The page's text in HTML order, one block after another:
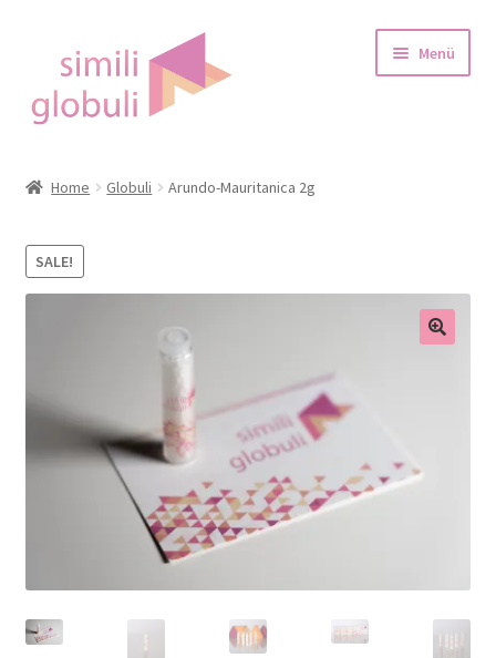
Navigation
springen
Inhalt
springen
Menü
Blog
Home Globuli Arundo-Mauritanica 2g
SALE!